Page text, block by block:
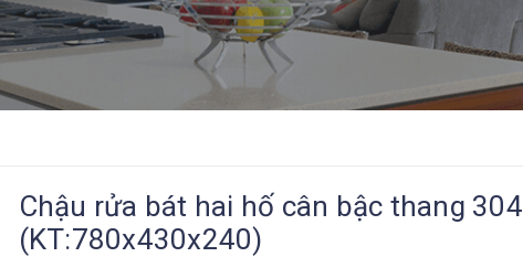
Chậu rửa bát hai hố cân bậc thang 304
(KT:780x430x240)